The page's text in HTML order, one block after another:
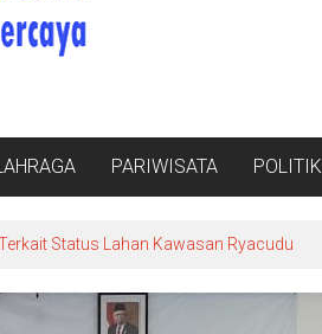
PARIWISATA POLITIK
Status Lahan Kawasan Ryacudu